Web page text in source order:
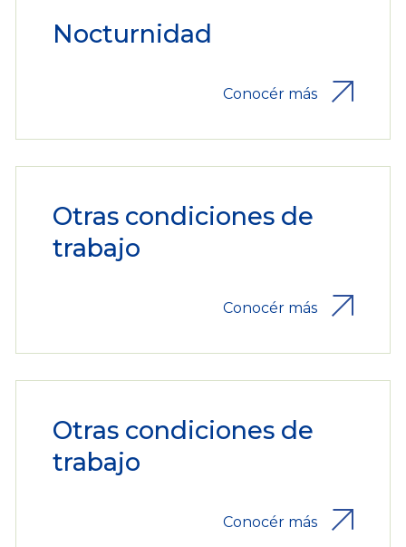
Nocturnidad
Conocér más
Otras condiciones de
trabajo
Conocér más
Otras condiciones de
trabajo
Conocér más